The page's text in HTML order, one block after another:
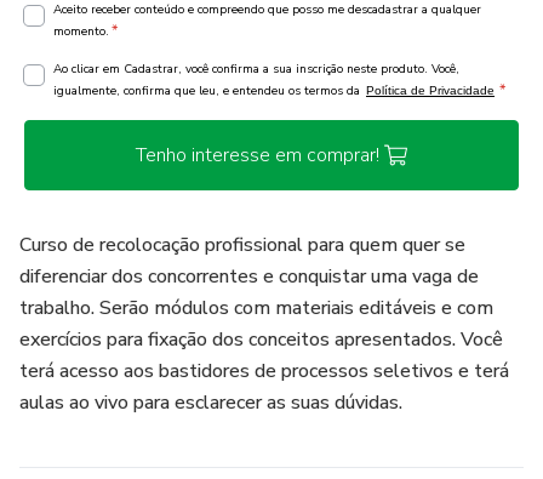
Aceito receber conteúdo e compreendo que posso me descadastrar a qualquer
momento. *
Ao clicar em Cadastrar, você confirma a sua inscrição neste produto. Você,
igualmente, confirma que leu, e entendeu os termos da Política de Privacidade *
Tenho interesse em comprar!
Curso de recolocação profissional para quem quer se
diferenciar dos concorrentes e conquistar uma vaga de
trabalho. Serão módulos com materiais editáveis e com
exercícios para fixação dos conceitos apresentados. Você
terá acesso aos bastidores de processos seletivos e terá
aulas ao vivo para esclarecer as suas dúvidas.